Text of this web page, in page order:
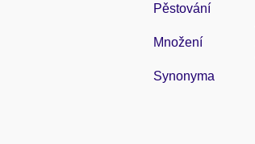
Pěstování
Množení
Synonyma